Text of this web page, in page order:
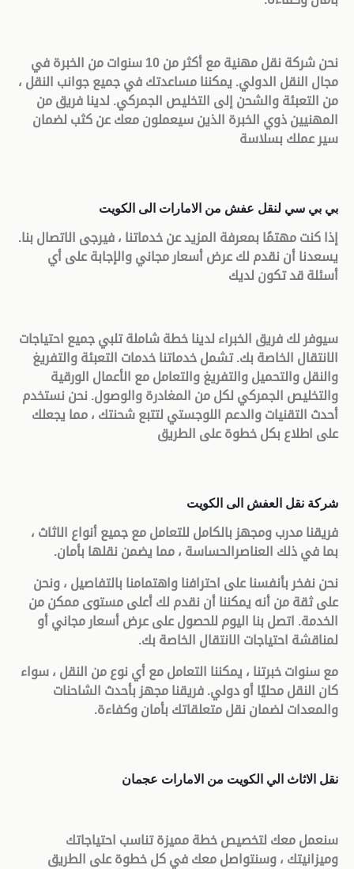
نحن شركة نقل مهنية مع أكثر من 10 سنوات من الخبرة في
مجال النقل الدولي. يمكننا مساعدتك في جميع جوانب النقل ،
من التعبئة والشحن إلى التخليص الجمركي. لدينا فريق من
المهنيين ذوي الخبرة الذين سيعملون معك عن كثب لضمان
سير عملك بسلاسة
بي بي سي لنقل عفش من الامارات الى الكويت
إذا كنت مهتمًا بمعرفة المزيد عن خدماتنا ، فيرجى الاتصال بنا.
يسعدنا أن نقدم لك عرض أسعار مجاني والإجابة على أي
أسئلة قد تكون لديك
سيوفر لك فريق الخبراء لدينا خطة شاملة تلبي جميع احتياجات
الانتقال الخاصة بك. تشمل خدماتنا خدمات التعبئة والتفريغ
والنقل والتحميل والتفريغ والتعامل مع الأعمال الورقية
والتخليص الجمركي لكل من المغادرة والوصول. نحن نستخدم
أحدث التقنيات والدعم اللوجستي لتتبع شحنتك ، مما يجعلك
على اطلاع بكل خطوة على الطريق
شركة نقل العفش الى الكويت
فريقنا مدرب ومجهز بالكامل للتعامل مع جميع أنواع الاثاث ،
بما في ذلك العناصرالحساسة ، مما يضمن نقلها بأمان.
نحن نفخر بأنفسنا على احترافنا واهتمامنا بالتفاصيل ، ونحن
على ثقة من أنه يمكننا أن نقدم لك أعلى مستوى ممكن من
الخدمة. اتصل بنا اليوم للحصول على عرض أسعار مجاني أو
لمناقشة احتياجات الانتقال الخاصة بك.
مع سنوات خبرتنا ، يمكننا التعامل مع أي نوع من النقل ، سواء
كان النقل محليًا أو دولي. فريقنا مجهز بأحدث الشاحنات
والمعدات لضمان نقل متعلقاتك بأمان وكفاءة.
نقل الاثاث الي الكويت من الامارات عجمان
سنعمل معك لتخصيص خطة مميزة تناسب احتياجاتك
وميزانيتك ، وسنتواصل معك في كل خطوة على الطريق